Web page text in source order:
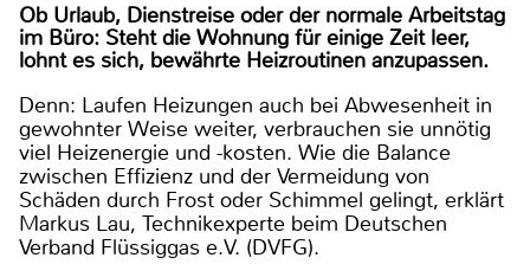
Ob Urlaub, Dienstreise oder der normale Arbeitstag
im Büro: Steht die Wohnung für einige Zeit leer,
lohnt es sich, bewährte Heizroutinen anzupassen.
Denn: Laufen Heizungen auch bei Abwesenheit in
gewohnter Weise weiter, verbrauchen sie unnötig
viel Heizenergie und -kosten. Wie die Balance
zwischen Effizienz und der Vermeidung von
Schäden durch Frost oder Schimmel gelingt, erklärt
Markus Lau, Technikexperte beim Deutschen
Verband Flüssiggas e.V. (DVFG).